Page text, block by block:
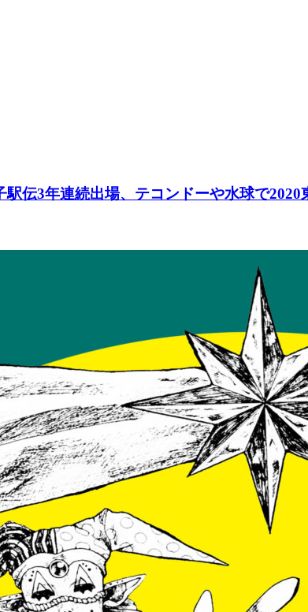
伝3年連続出場、テコンドーや水球で